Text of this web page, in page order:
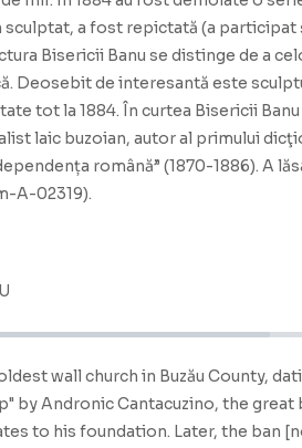
sculptat, a fost repictată (a
Bisericii Banu se distinge de a
Deosebit de interesantă este
tot la 1884. În curtea Bisericii
laic buzoian, autor al primului
română” (1870-1886). A
A-02319).
wall church in Buzău County,
by Andronic Cantacuzino, the
to his foundation. Later, the ban